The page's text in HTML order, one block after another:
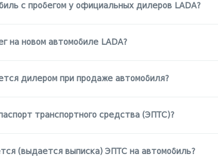
с пробегом у официальных дилеров LADA?
на новом автомобиле LADA?
дилером при продаже автомобиля?
транспортного средства (ЭПТС)?
(выдается выписка) ЭПТС на автомобиль?